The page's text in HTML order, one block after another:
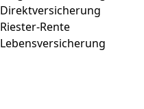
Direktversicherung
Riester-Rente
Lebensversicherung